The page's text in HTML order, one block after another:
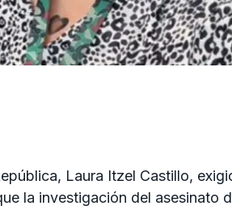
Laura Itzel Castillo,
la investigación del asesinato